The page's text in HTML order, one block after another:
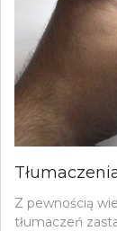
Z pewnością
tłumaczeń